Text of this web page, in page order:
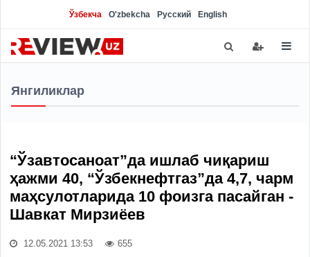
Ўзбекча O'zbekcha Русский English
Янгиликлар
“Ўзавтосаноат”да ишлаб чиқариш
ҳажми 40, “Ўзбекнефтгаз”да 4,7, чарм
маҳсулотларида 10 фоизга пасайган -
Шавкат Мирзиёев
12.05.2021 13:53 655